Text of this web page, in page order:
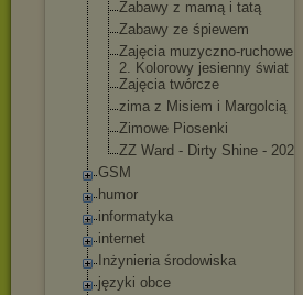
Zabawy z mamą i tatą
Zabawy ze śpiewem
Zajęcia muzyczno-ruchowe.
2. Kolorowy jesienny świat
Zajęcia twórcze
zima z Misiem i Margolcią
Zimowe Piosenki
ZZ Ward - Dirty Shine - 2023
GSM
humor
informatyka
internet
Inżynieria środowiska
języki obce